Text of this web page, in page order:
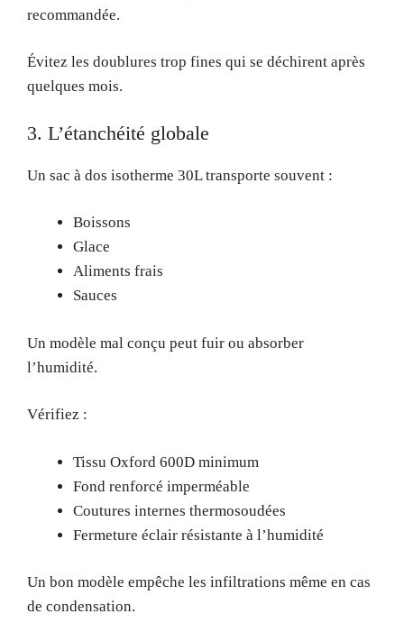
recommandée.
Évitez les doublures trop fines qui se déchirent après
quelques mois.
3. L’étanchéité globale
Un sac à dos isotherme 30L transporte souvent :
Boissons
Glace
Aliments frais
Sauces
Un modèle mal conçu peut fuir ou absorber
l’humidité.
Vérifiez :
Tissu Oxford 600D minimum
Fond renforcé imperméable
Coutures internes thermosoudées
Fermeture éclair résistante à l’humidité
Un bon modèle empêche les infiltrations même en cas
de condensation.